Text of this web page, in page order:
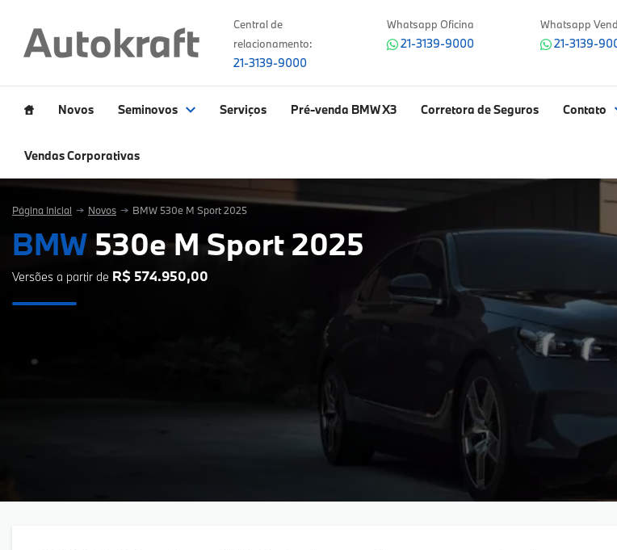
Central de
relacionamento:
21-3139-9000
Whatsapp Oficina
21-3139-9000
Whatsapp
21-3139-
Novos Seminovos Serviços Pré-venda BMW X3 Corretora de Seguros Contato
Vendas Corporativas
Página Inicial Novos BMW 530e M Sport 2025
BMW 530e M Sport 2025
Versões a partir de R$ 574.950,00